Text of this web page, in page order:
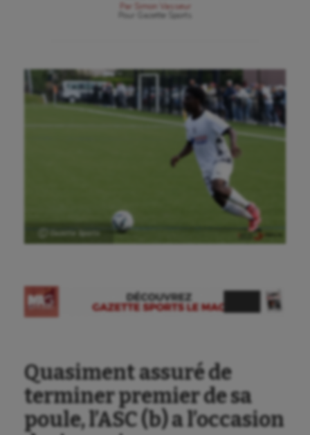
Par
Simon Vasseur
Gazette Sports
Quasiment assuré de
terminer premier de sa
poule, l’ASC (b) a l’occasion